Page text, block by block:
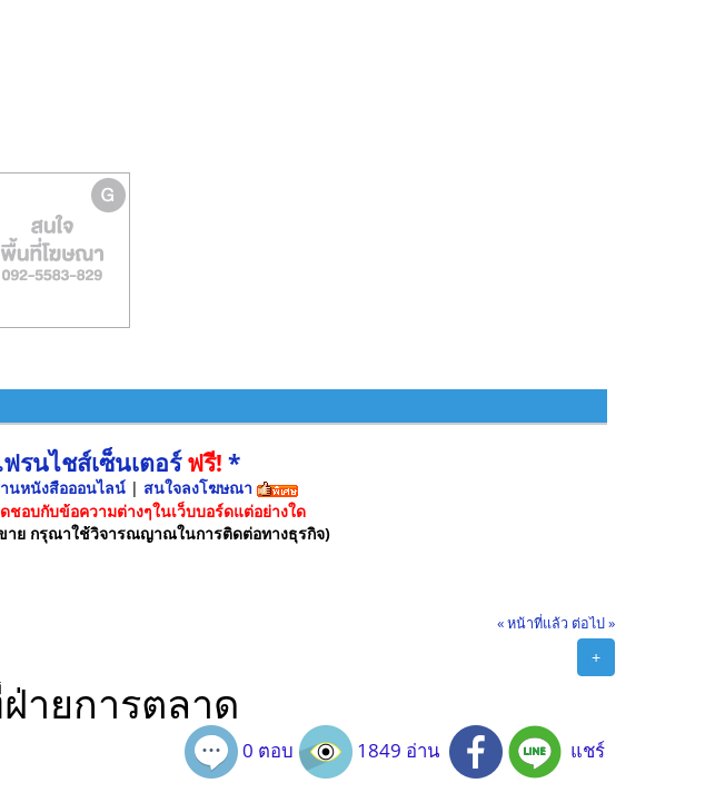
รนไชส์เซ็นเตอร์ฟรี! *
นหนังสือออนไลน์ | สนใจลงโฆษณา
อบกับข้อความต่างๆในเว็บบอร์ดแต่อย่างใด
าย กรุณาใช้วิจารณญาณในการติดต่อทางธุรกิจ)
« หน้าที่แล้ว ต่อไป »
+
ายการตลาด
0 ตอบ 1849 อ่าน แชร์